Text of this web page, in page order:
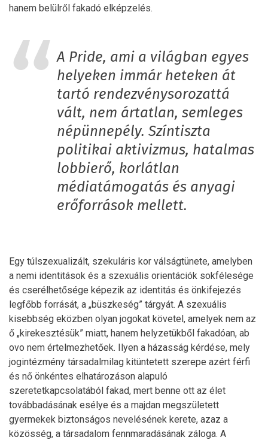
hanem belülről fakadó elképzelés.
A Pride, ami a világban egyes
helyeken immár heteken át
tartó rendezvénysorozattá
vált, nem ártatlan, semleges
népünnepély. Színtiszta
politikai aktivizmus, hatalmas
lobbierő, korlátlan
médiatámogatás és anyagi
erőforrások mellett.
Egy túlszexualizált, szekuláris kor válságtünete, amelyben
a nemi identitások és a szexuális orientációk sokfélesége
és cserélhetősége képezik az identitás és önkifejezés
legfőbb forrását, a „büszkeség” tárgyát. A szexuális
kisebbség eközben olyan jogokat követel, amelyek nem az
ő „kirekesztésük” miatt, hanem helyzetükből fakadóan, ab
ovo nem értelmezhetőek. Ilyen a házasság kérdése, mely
jogintézmény társadalmilag kitüntetett szerepe azért férfi
és nő önkéntes elhatározáson alapuló
szeretetkapcsolatából fakad, mert benne ott az élet
továbbadásának esélye és a majdan megszületett
gyermekek biztonságos nevelésének kerete, azaz a
közösség, a társadalom fennmaradásának záloga. A